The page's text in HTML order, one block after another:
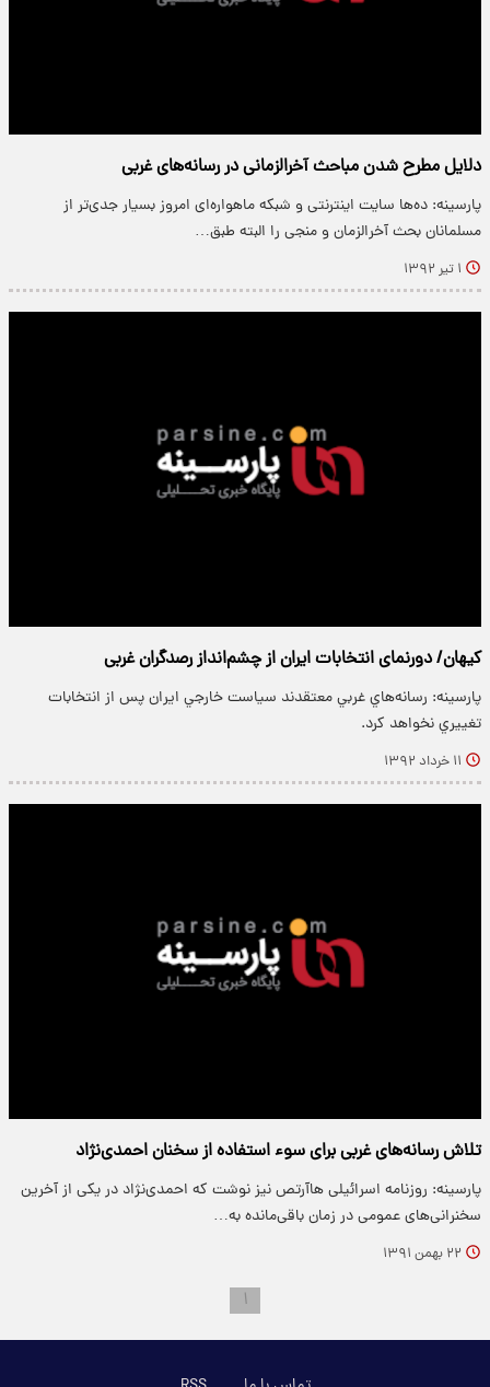
دلایل مطرح ‌شدن مباحث آخرالزمانی در رسانه‌های غربی
پارسینه: ده‌ها سایت اینترنتی و شبکه ماهواره‌ای امروز بسیار جدی‌تر از
مسلمانان بحث آخرالزمان و منجی را البته طبق…
۱ تیر ۱۳۹۲
کیهان/ دورنمای انتخابات ايران از چشم‌انداز رصدگران غربی
پارسینه: رسانه‌هاي غربي معتقدند سياست خارجي ايران پس از انتخابات
تغييري نخواهد کرد.
۱۱ خرداد ۱۳۹۲
تلاش رسانه‌های غربی برای سوء استفاده از سخنان احمدی‌نژاد
پارسینه: روزنامه اسرائیلی هاآرتص نیز نوشت که احمدی‌نژاد در یکی از آخرین
سخنرانی‌های عمومی در زمان باقی‌مانده به…
۲۲ بهمن ۱۳۹۱
۱